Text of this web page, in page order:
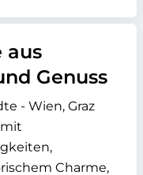
aus
Genuss
- Wien, Graz
Charme,